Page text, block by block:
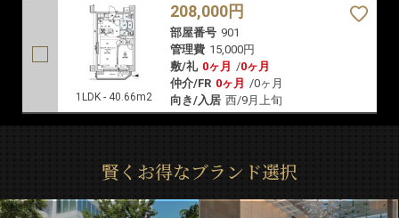
1LDK - 40.66m2
208,000円
部屋番号 901
管理費 15,000円
敷/礼 0ヶ月 /0ヶ月
仲介/FR 0ヶ月 /0ヶ月
向き/入居 西/9月上旬
賢くお得なブランド選択